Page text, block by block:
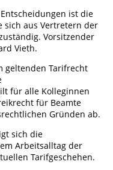
ist die
sich aus Vertretern der
Vorsitzender
Vieth.
geltenden Tarifrecht
für alle Kolleginnen
für Beamte
Gründen ab.
sich die
Arbeitsalltag der
Tarifgeschehen.